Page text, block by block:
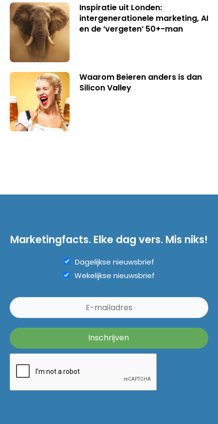
Inspiratie uit Londen:
intergenerationele marketing, AI
en de ‘vergeten’ 50+-man
Waarom Beieren anders is dan
Silicon Valley
Marketingfacts. Elke dag vers. Mis niks!
Dagelijkse nieuwsbrief
Wekelijkse nieuwsbrief